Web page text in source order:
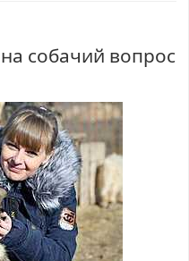
собачий вопрос